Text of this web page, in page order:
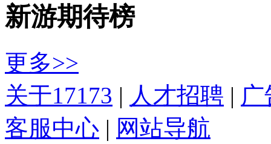
新游期待榜
更多>>
关于17173 | 人才招聘 |
客服中心 | 网站导航